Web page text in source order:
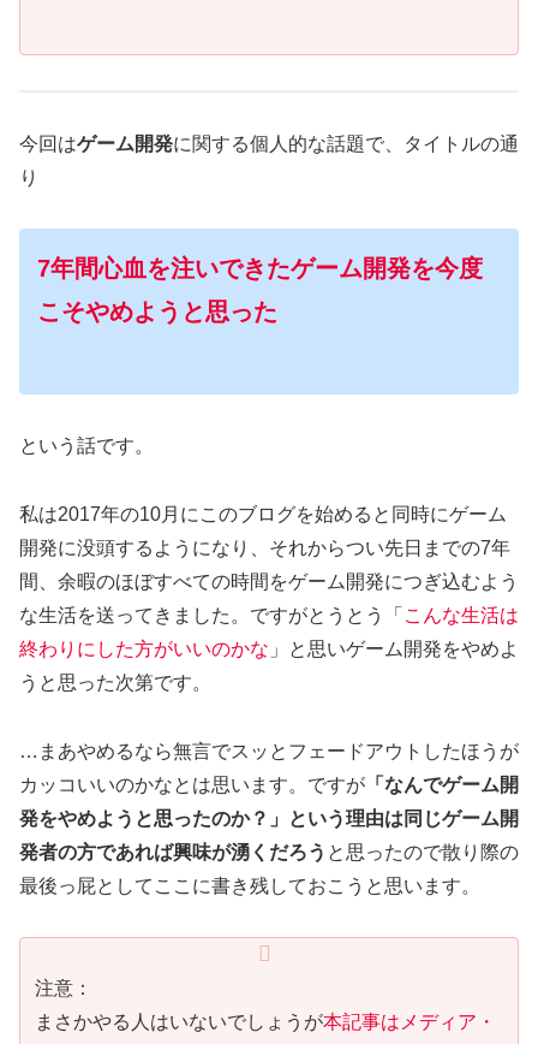
今回はゲーム開発に関する個人的な話題で、タイトルの通
り
7年間心血を注いできたゲーム開発を今度
こそやめようと思った
という話です。
私は2017年の10月にこのブログを始めると同時にゲーム
開発に没頭するようになり、それからつい先日までの7年
間、余暇のほぼすべての時間をゲーム開発につぎ込むよう
な生活を送ってきました。ですがとうとう「 こんな生活は
終わりにした方がいいのかな 」と思いゲーム開発をやめよ
うと思った次第です。
…まあやめるなら無言でスッとフェードアウトしたほうが
カッコいいのかなとは思います。ですが 「なんでゲーム開
発をやめようと思ったのか？」という理由は同じゲーム開
発者の方であれば興味が湧くだろう と思ったので散り際の
最後っ屁としてここに書き残しておこうと思います。
注意：
まさかやる人はいないでしょうが本記事はメディア・